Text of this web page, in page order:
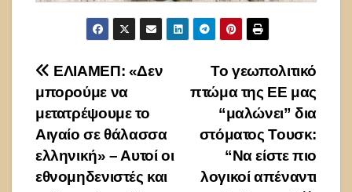
Πλοήγηση
άρθρων
Το γεωπολιτικό
πτώμα της ΕΕ μας
“μαλώνει” δια
στόματος Τουσκ:
“Να είστε πιο
λογικοί απέναντι
ΕΛΙΑΜΕΠ: «Δεν
μπορούμε να
μετατρέψουμε το
Αιγαίο σε θάλασσα
ελληνική» – Αυτοί οι
εθνομηδενιστές και